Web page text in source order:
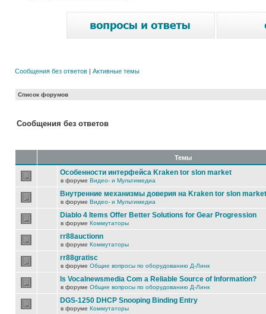
Сообщения без ответов | Активные темы
Список форумов
Сообщения без ответов
Темы
Особенности интерфейса Kraken tor slon market
в форуме Видео- и Мультимедиа
Внутренние механизмы доверия на Kraken tor slon market
в форуме Видео- и Мультимедиа
Diablo 4 Items Offer Better Solutions for Gear Progression
в форуме Коммутаторы
rr88auctionn
в форуме Коммутаторы
rr88gratisc
в форуме Общие вопросы по оборудованию Д-Линк
Is Vocalnewsmedia Com a Reliable Source of Information?
в форуме Общие вопросы по оборудованию Д-Линк
DGS-1250 DHCP Snooping Binding Entry
в форуме Коммутаторы